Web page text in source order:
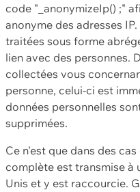
code "_anonymizeIp() ;"
anonyme des adresses
traitées sous forme
lien avec des personnes.
collectées vous
personne, celui-ci est
données personnelles
supprimées.
Ce n'est que dans des
complète est transmise à
Unis et y est raccourcie.